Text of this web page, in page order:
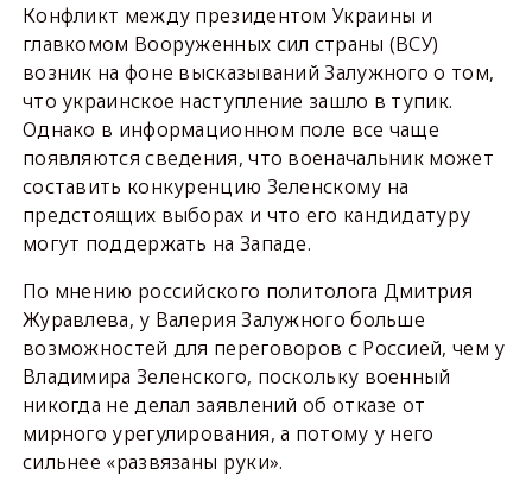
Конфликт между президентом Украины и
главкомом Вооруженных сил страны (ВСУ)
возник на фоне высказываний Залужного о том,
что украинское наступление зашло в тупик.
Однако в информационном поле все чаще
появляются сведения, что военачальник может
составить конкуренцию Зеленскому на
предстоящих выборах и что его кандидатуру
могут поддержать на Западе.
По мнению российского политолога Дмитрия
Журавлева, у Валерия Залужного больше
возможностей для переговоров с Россией, чем у
Владимира Зеленского, поскольку военный
никогда не делал заявлений об отказе от
мирного урегулирования, а потому у него
сильнее «развязаны руки».